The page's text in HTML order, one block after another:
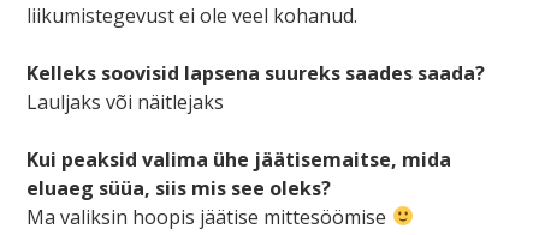
liikumistegevust ei ole veel kohanud.
Kelleks soovisid lapsena suureks saades saada?
Lauljaks või näitlejaks
Kui peaksid valima ühe jäätisemaitse, mida
eluaeg süüa, siis mis see oleks?
Ma valiksin hoopis jäätise mittesöömise